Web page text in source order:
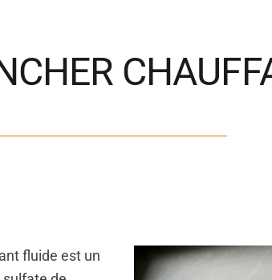
fluide est un